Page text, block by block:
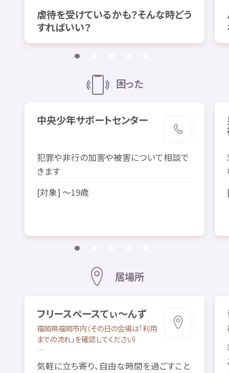
虐待を受けているかも？そんな時どう
すればいい？
困った
中央少年サポートセンター
犯罪や非行の加害や被害について相談で
きます
[対象] ～19歳
居場所
フリースペースてぃ～んず
福岡県福岡市内（その日の会場は「利用
までの流れ」を確認してください）
…
気軽に立ち寄り、 自由な時間を過ごすこと